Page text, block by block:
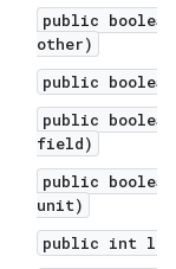
public
other)
public
public
field)
public
unit)
public int